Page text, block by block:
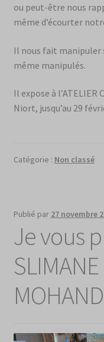
ou peut-être nous
même d’écourter
Il nous fait manipuler
même manipulés.
Il expose à l’ATELIER
Niort, jusqu’au 29
Catégorie : Non classé
Publié par 27 novembre
Je vous
MOHAND